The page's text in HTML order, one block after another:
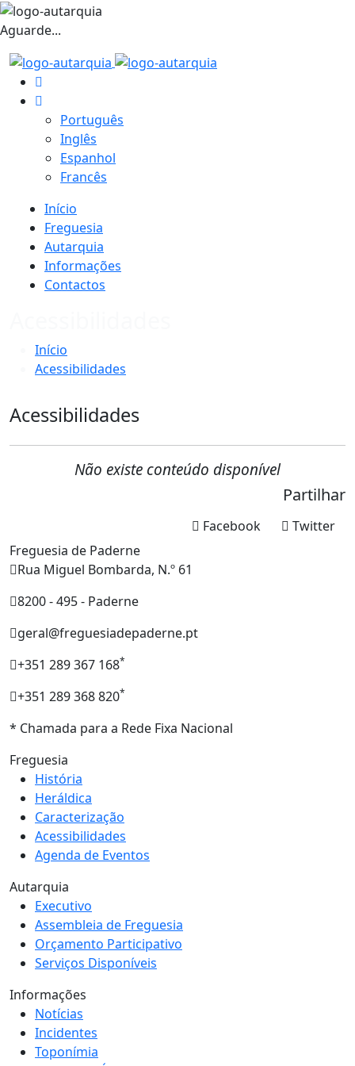
Aguarde...
Português
Inglês
Espanhol
Francês
Início
Freguesia
Autarquia
Informações
Contactos
Início
Acessibilidades
Acessibilidades
Não existe conteúdo disponível
Partilhar
Twitter
Facebook
Freguesia de Paderne
Rua Miguel Bombarda, N.º 61
8200 - 495 - Paderne
geral@freguesiadepaderne.pt
+351 289 367 168*
+351 289 368 820*
* Chamada para a Rede Fixa Nacional
Freguesia
História
Heráldica
Caracterização
Acessibilidades
Agenda de Eventos
Autarquia
Executivo
Assembleia de Freguesia
Orçamento Participativo
Serviços Disponíveis
Informações
Notícias
Incidentes
Toponímia